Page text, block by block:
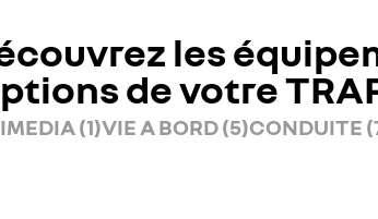
les
de votre
(1)VIE A BORD (5)CONDUITE